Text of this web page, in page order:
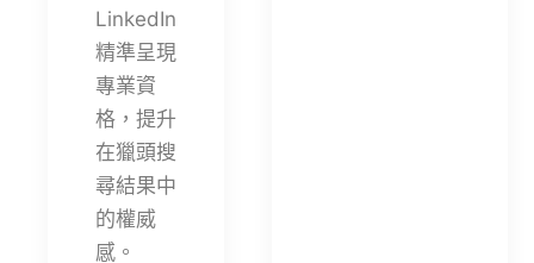
LinkedIn
精準呈現
專業資
格，提升
在獵頭搜
尋結果中
的權威
感。